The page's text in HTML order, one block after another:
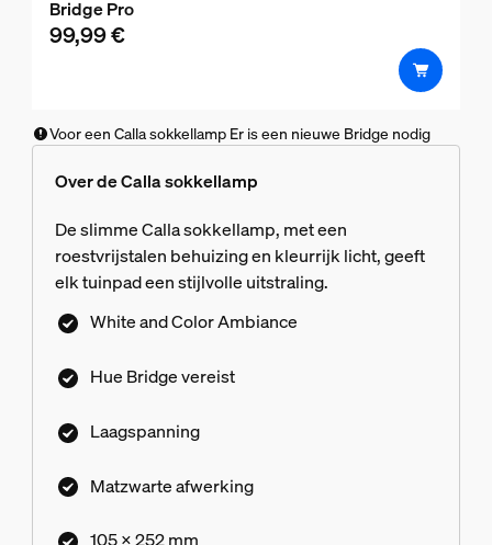
Bridge Pro
99,99 €
Voor een Calla sokkellamp Er is een nieuwe Bridge nodig
Over de Calla sokkellamp
De slimme Calla sokkellamp, met een
roestvrijstalen behuizing en kleurrijk licht, geeft
elk tuinpad een stijlvolle uitstraling.
White and Color Ambiance
Hue Bridge vereist
Laagspanning
Matzwarte afwerking
105 x 252 mm